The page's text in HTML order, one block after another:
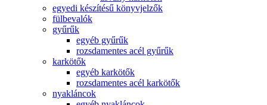
egyedi készítésű könyvjelzők
fülbevalók
gyűrűk
egyéb gyűrűk
rozsdamentes acél gyűrűk
karkötők
egyéb karkötők
rozsdamentes acél karkötők
nyakláncok